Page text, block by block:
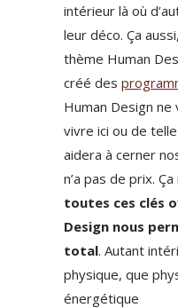
intérieur là où
leur déco. Ça
thème Human
créé des
Human Design ne
vivre ici ou de
aidera à cerner
n’a pas de prix.
toutes ces clés
Design nous
total. Autant
physique, que
énergétique